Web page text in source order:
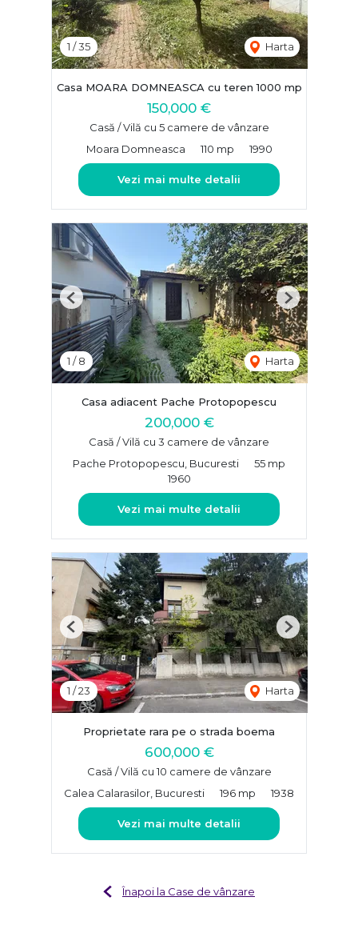
1 /35 Harta
Casa MOARA DOMNEASCA cu teren 1000 mp
150,000 €
Casă / Vilă cu 5 camere de vânzare
Moara Domneasca
110 mp 1990
Vezi mai multe detalii
1 /8 Harta
Previous Next
Casa adiacent Pache Protopopescu
200,000 €
Casă / Vilă cu 3 camere de vânzare
Pache Protopopescu, Bucuresti
55 mp
1960
Vezi mai multe detalii
1 /23 Harta
Previous Next
Proprietate rara pe o strada boema
600,000 €
Casă / Vilă cu 10 camere de vânzare
Calea Calarasilor, Bucuresti
196 mp 1938
Vezi mai multe detalii
Înapoi la Case de vânzare